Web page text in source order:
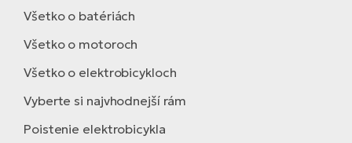
Všetko o batériách
Všetko o motoroch
Všetko o elektrobicykloch
Vyberte si najvhodnejší rám
Poistenie elektrobicykla